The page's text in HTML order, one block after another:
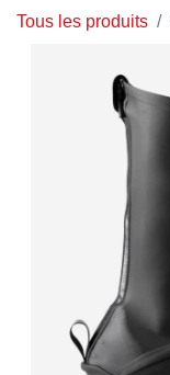
Tous les produits